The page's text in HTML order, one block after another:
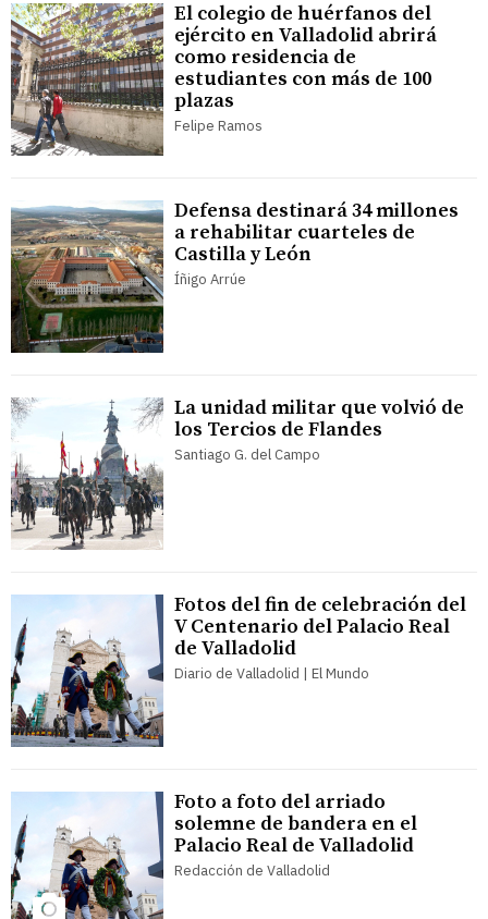
El colegio de huérfanos del
ejército en Valladolid abrirá
como residencia de
estudiantes con más de 100
plazas
Felipe Ramos
Defensa destinará 34 millones
a rehabilitar cuarteles de
Castilla y León
Íñigo Arrúe
La unidad militar que volvió de
los Tercios de Flandes
Santiago G. del Campo
Fotos del fin de celebración del
V Centenario del Palacio Real
de Valladolid
Diario de Valladolid | El Mundo
Foto a foto del arriado
solemne de bandera en el
Palacio Real de Valladolid
Redacción de Valladolid